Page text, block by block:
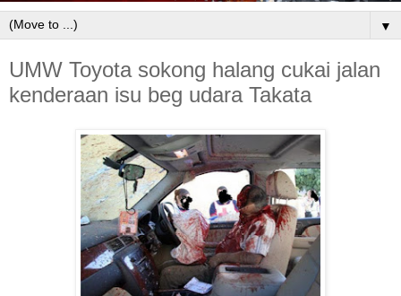
▼
UMW Toyota sokong halang cukai jalan
kenderaan isu beg udara Takata